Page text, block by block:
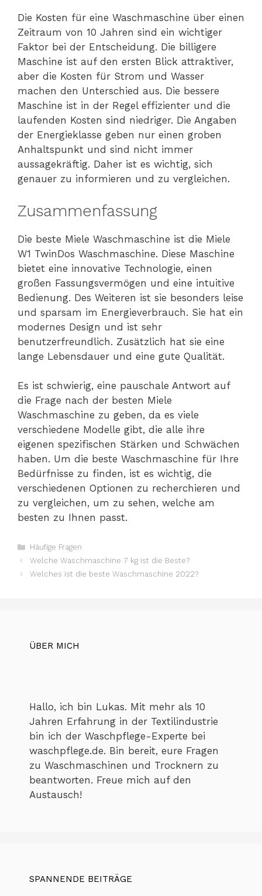
Die Kosten für eine Waschmaschine über einen
Zeitraum von 10 Jahren sind ein wichtiger
Faktor bei der Entscheidung. Die billigere
Maschine ist auf den ersten Blick attraktiver,
aber die Kosten für Strom und Wasser
machen den Unterschied aus. Die bessere
Maschine ist in der Regel effizienter und die
laufenden Kosten sind niedriger. Die Angaben
der Energieklasse geben nur einen groben
Anhaltspunkt und sind nicht immer
aussagekräftig. Daher ist es wichtig, sich
genauer zu informieren und zu vergleichen.
Zusammenfassung
Die beste Miele Waschmaschine ist die Miele
W1 TwinDos Waschmaschine. Diese Maschine
bietet eine innovative Technologie, einen
großen Fassungsvermögen und eine intuitive
Bedienung. Des Weiteren ist sie besonders leise
und sparsam im Energieverbrauch. Sie hat ein
modernes Design und ist sehr
benutzerfreundlich. Zusätzlich hat sie eine
lange Lebensdauer und eine gute Qualität.
Es ist schwierig, eine pauschale Antwort auf
die Frage nach der besten Miele
Waschmaschine zu geben, da es viele
verschiedene Modelle gibt, die alle ihre
eigenen spezifischen Stärken und Schwächen
haben. Um die beste Waschmaschine für Ihre
Bedürfnisse zu finden, ist es wichtig, die
verschiedenen Optionen zu recherchieren und
zu vergleichen, um zu sehen, welche am
besten zu Ihnen passt.
Kategorien
Häufige Fragen
Welche Waschmaschine 7 kg ist die Beste?
Welches ist die beste Waschmaschine 2022?
ÜBER MICH
Hallo, ich bin Lukas. Mit mehr als 10
Jahren Erfahrung in der Textilindustrie
bin ich der Waschpflege-Experte bei
waschpflege.de. Bin bereit, eure Fragen
zu Waschmaschinen und Trocknern zu
beantworten. Freue mich auf den
Austausch!
SPANNENDE BEITRÄGE